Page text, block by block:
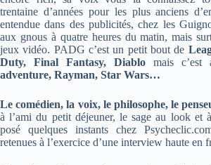
trentaine d’années pour les plus anciens
entendue dans des publicités, chez les
aux gnous à quatre heures du matin, mais
jeux vidéo. PADG c’est un petit bout de
Duty, Final Fantasy, Diablo mais c’est
adventure, Rayman, Star Wars…
Le comédien, la voix, le philosophe, le
à l’ami du petit déjeuner, le sage au look et
posé quelques instants chez
retenues à l’exercice d’une interview haute en